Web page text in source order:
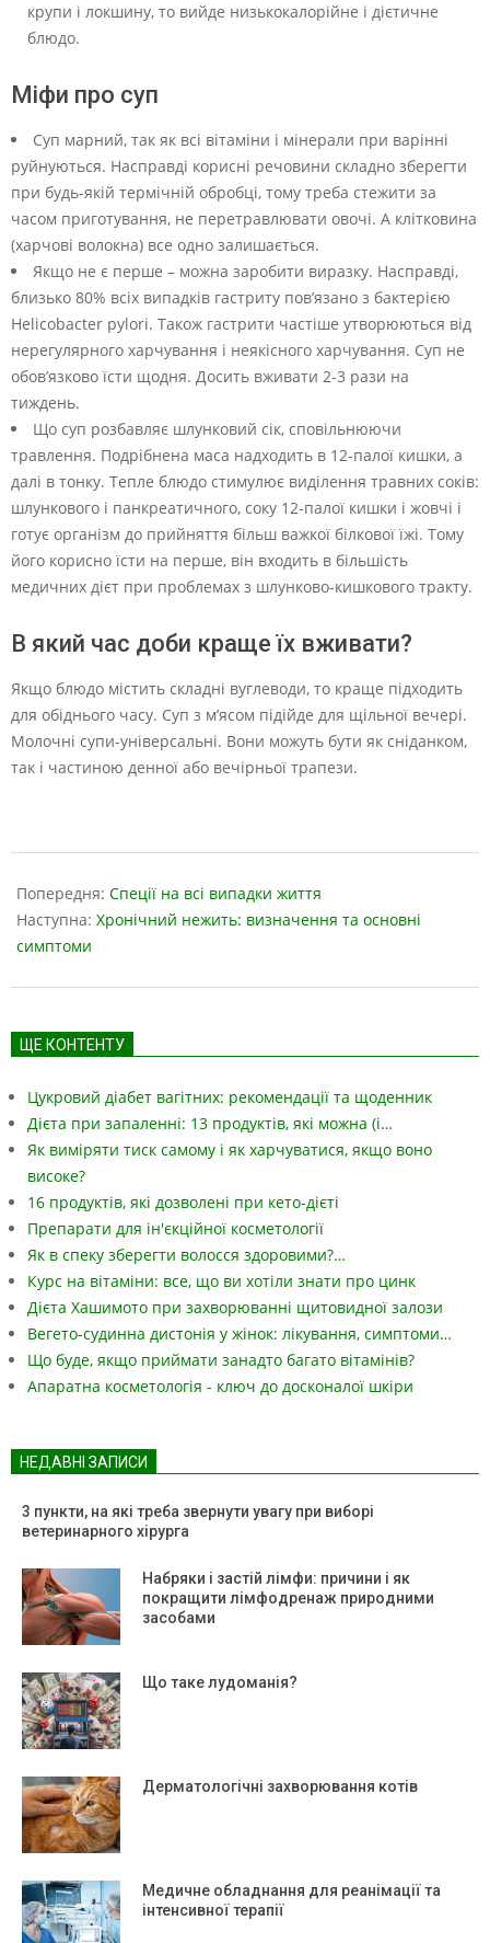
крупи і локшину, то вийде низькокалорійне і дієтичне
блюдо.
Міфи про суп
Суп марний, так як всі вітаміни і мінерали при варінні
руйнуються. Насправді корисні речовини складно зберегти
при будь-якій термічній обробці, тому треба стежити за
часом приготування, не перетравлювати овочі. А клітковина
(харчові волокна) все одно залишається.
Якщо не є перше – можна заробити виразку. Насправді,
близько 80% всіх випадків гастриту пов’язано з бактерією
Helicobacter pylori. Також гастрити частіше утворюються від
нерегулярного харчування і неякісного харчування. Суп не
обов’язково їсти щодня. Досить вживати 2-3 рази на
тиждень.
Що суп розбавляє шлунковий сік, сповільнюючи
травлення. Подрібнена маса надходить в 12-палої кишки, а
далі в тонку. Тепле блюдо стимулює виділення травних соків:
шлункового і панкреатичного, соку 12-палої кишки і жовчі і
готує організм до прийняття більш важкої білкової їжі. Тому
його корисно їсти на перше, він входить в більшість
медичних дієт при проблемах з шлунково-кишкового тракту.
В який час доби краще їх вживати?
Якщо блюдо містить складні вуглеводи, то краще підходить
для обіднього часу. Суп з м’ясом підійде для щільної вечері.
Молочні супи-універсальні. Вони можуть бути як сніданком,
так і частиною денної або вечірньої трапези.
07-
28
Попередня: Спеції на всі випадки життя
Наступна: Хронічний нежить: визначення та основні
симптоми
ЩЕ КОНТЕНТУ
Цукровий діабет вагітних: рекомендації та щоденник
Дієта при запаленні: 13 продуктів, які можна (і…
Як виміряти тиск самому і як харчуватися, якщо воно
високе?
16 продуктів, які дозволені при кето-дієті
Препарати для ін'єкційної косметології
Як в спеку зберегти волосся здоровими?…
Курс на вітаміни: все, що ви хотіли знати про цинк
Дієта Хашимото при захворюванні щитовидної залози
Вегето-судинна дистонія у жінок: лікування, симптоми…
Що буде, якщо приймати занадто багато вітамінів?
Апаратна косметологія - ключ до досконалої шкіри
НЕДАВНІ ЗАПИСИ
3 пункти, на які треба звернути увагу при виборі
ветеринарного хірурга
Набряки і застій лімфи: причини і як
покращити лімфодренаж природними
засобами
Що таке лудоманія?
Дерматологічні захворювання котів
Медичне обладнання для реанімації та
інтенсивної терапії